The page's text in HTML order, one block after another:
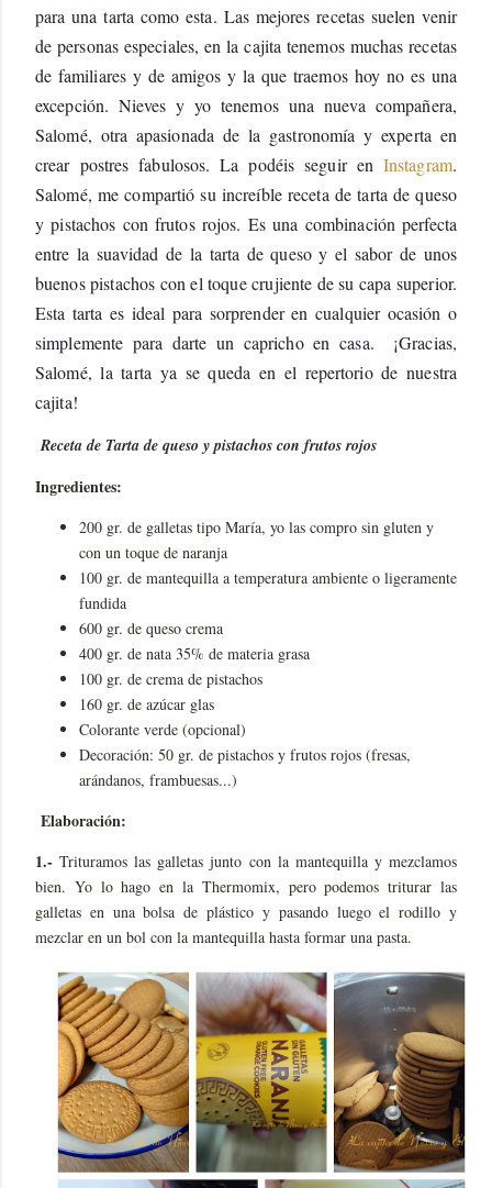
para una tarta como esta. Las mejores recetas suelen venir
de personas especiales, en la cajita tenemos muchas recetas
de familiares y de amigos y la que traemos hoy no es una
excepción. Nieves y yo tenemos una nueva compañera,
Salomé, otra apasionada de la gastronomía y experta en
crear postres fabulosos. La podéis seguir en Instagram.
Salomé, me compartió su increíble receta de tarta de queso
y pistachos con frutos rojos. Es una combinación perfecta
entre la suavidad de la tarta de queso y el sabor de unos
buenos pistachos con el toque crujiente de su capa superior.
Esta tarta es ideal para sorprender en cualquier ocasión o
simplemente para darte un capricho en casa.  ¡Gracias,
Salomé, la tarta ya se queda en el repertorio de nuestra
cajita!
Receta de Tarta de queso y pistachos con frutos rojos
Ingredientes:
200 gr. de galletas tipo María, yo las compro sin gluten y
con un toque de naranja
100 gr. de mantequilla a temperatura ambiente o ligeramente
fundida
600 gr. de queso crema
400 gr. de nata 35% de materia grasa
100 gr. de crema de pistachos
160 gr. de azúcar glas
Colorante verde (opcional)
Decoración: 50 gr. de pistachos y frutos rojos (fresas,
arándanos, frambuesas...)
Elaboración:
1.- Trituramos las galletas junto con la mantequilla y mezclamos
bien. Yo lo hago en la Thermomix, pero podemos triturar las
galletas en una bolsa de plástico y pasando luego el rodillo y
mezclar en un bol con la mantequilla hasta formar una pasta.